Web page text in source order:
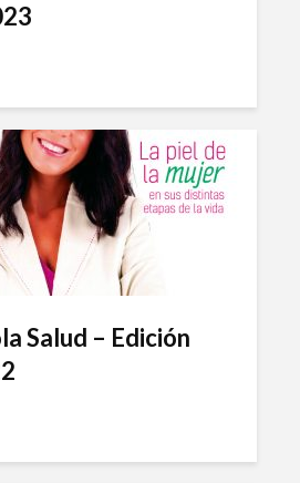
Salud – Edición